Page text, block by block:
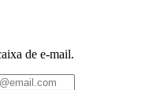
de e-mail.